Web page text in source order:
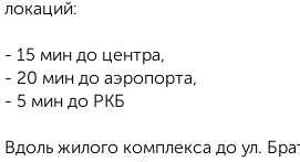
локаций:
- 15 мин до центра,
- 20 мин до аэропорта,
- 5 мин до РКБ
Вдоль жилого комплекса до ул.